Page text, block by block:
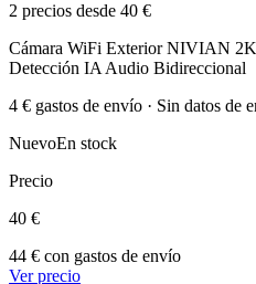
2 precios desde 40 €
Cámara WiFi Exterior NIVIAN
Detección IA Audio Bidireccional
4 € gastos de envío · Sin datos de
NuevoEn stock
Precio
40 €
44 € con gastos de envío
Ver precio